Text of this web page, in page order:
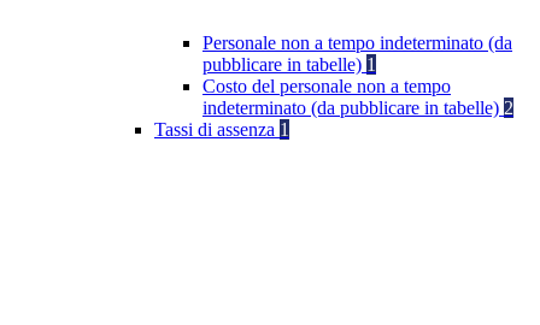
Personale non a tempo indeterminato (da
pubblicare in tabelle) 1
Costo del personale non a tempo
indeterminato (da pubblicare in tabelle) 2
Tassi di assenza 1